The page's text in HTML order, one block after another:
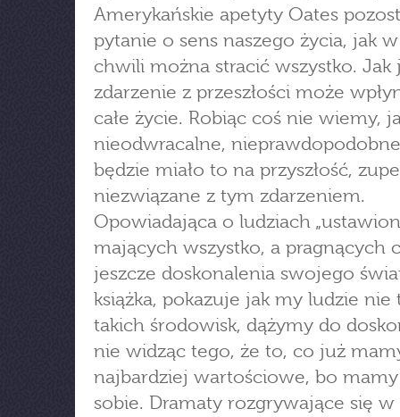
Amerykańskie apetyty Oates
pytanie o sens naszego życia, jak
chwili można stracić wszystko. Jak
zdarzenie z przeszłości może
całe życie. Robiąc coś nie wiemy,
nieodwracalne,
będzie miało to na przyszłość,
niezwiązane z tym zdarzeniem.
Opowiadająca o ludziach
mających wszystko, a pragnących
jeszcze doskonalenia swojego
książka, pokazuje jak my ludzie nie
takich środowisk, dążymy do
nie widząc tego, że to, co już
najbardziej wartościowe, bo
sobie. Dramaty rozgrywające się w